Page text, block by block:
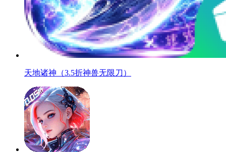
天地诸神（3.5折神兽无限刀）